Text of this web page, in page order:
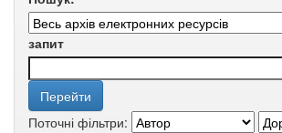
запит
Поточні фільтри: